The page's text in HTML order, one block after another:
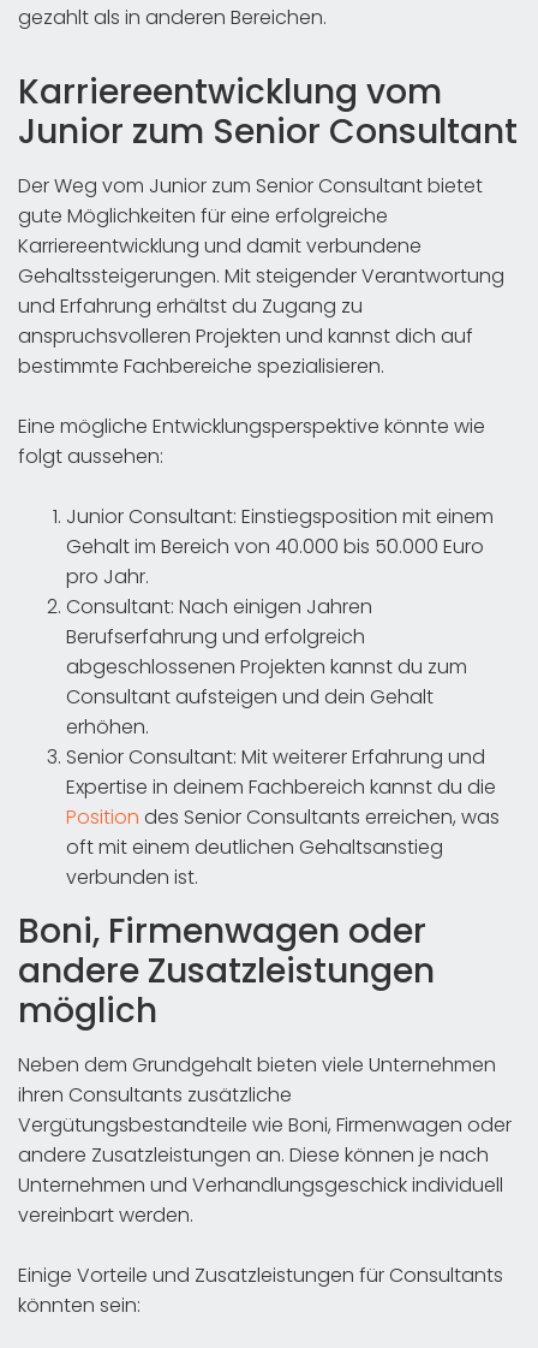
gezahlt als in anderen Bereichen.
Karriereentwicklung vom
Junior zum Senior Consultant
Der Weg vom Junior zum Senior Consultant bietet
gute Möglichkeiten für eine erfolgreiche
Karriereentwicklung und damit verbundene
Gehaltssteigerungen. Mit steigender Verantwortung
und Erfahrung erhältst du Zugang zu
anspruchsvolleren Projekten und kannst dich auf
bestimmte Fachbereiche spezialisieren.
Eine mögliche Entwicklungsperspektive könnte wie
folgt aussehen:
Junior Consultant: Einstiegsposition mit einem
Gehalt im Bereich von 40.000 bis 50.000 Euro
pro Jahr.
Consultant: Nach einigen Jahren
Berufserfahrung und erfolgreich
abgeschlossenen Projekten kannst du zum
Consultant aufsteigen und dein Gehalt
erhöhen.
Senior Consultant: Mit weiterer Erfahrung und
Expertise in deinem Fachbereich kannst du die
Position des Senior Consultants erreichen, was
oft mit einem deutlichen Gehaltsanstieg
verbunden ist.
Boni, Firmenwagen oder
andere Zusatzleistungen
möglich
Neben dem Grundgehalt bieten viele Unternehmen
ihren Consultants zusätzliche
Vergütungsbestandteile wie Boni, Firmenwagen oder
andere Zusatzleistungen an. Diese können je nach
Unternehmen und Verhandlungsgeschick individuell
vereinbart werden.
Einige Vorteile und Zusatzleistungen für Consultants
könnten sein: